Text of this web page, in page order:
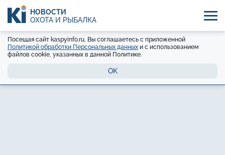
НОВОСТИ
ОХОТА И РЫБАЛКА
Посещая сайт kaspyinfo.ru, Вы соглашаетесь с приложенной
Политикой обработки Персональных данных и с использованием
файлов cookie, указанных в данной Политике.
OK